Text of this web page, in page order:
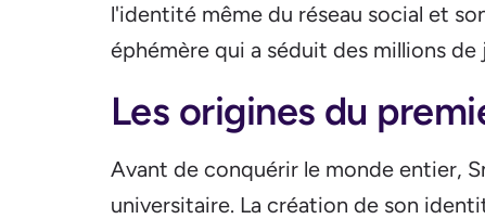
l'identité même du réseau social et
éphémère qui a séduit des millions
Les origines du
Avant de conquérir le monde entier,
universitaire. La création de son